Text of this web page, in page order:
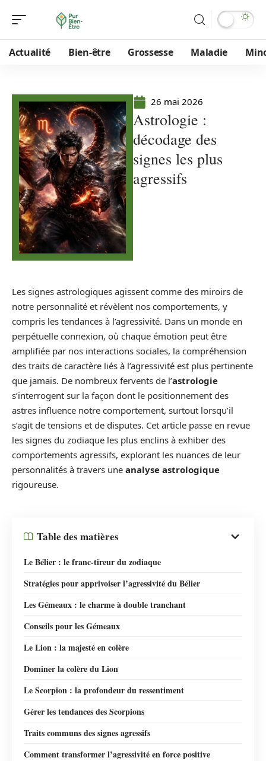
Actualité Bien-être Grossesse Maladie
26 mai 2026
Astrologie :
décodage des
signes les plus
agressifs
Les signes astrologiques agissent comme des miroirs de
notre personnalité et révèlent nos comportements, y
compris les tendances à l’agressivité. Dans un monde en
perpétuelle connexion, où chaque émotion peut être
amplifiée par nos interactions sociales, la compréhension
des traits de caractère liés à l’agressivité est plus pertinente
que jamais. De nombreux fervents de l’astrologie
s’interrogent sur la façon dont le positionnement des
astres influence notre comportement, surtout lorsqu’il
s’agit de tensions et de disputes. Cet article passe en revue
les signes du zodiaque les plus enclins à exhiber des
comportements agressifs, explorant les nuances de leur
personnalités à travers une analyse astrologique
rigoureuse.
Table des matières
Le Bélier : le franc-tireur du zodiaque
Stratégies pour apprivoiser l’agressivité du Bélier
Les Gémeaux : le charme à double tranchant
Conseils pour les Gémeaux
Le Lion : la majesté en colère
Dominer la colère du Lion
Le Scorpion : la profondeur du ressentiment
Gérer les tendances des Scorpions
Traits communs des signes agressifs
Comment transformer l’agressivité en force positive